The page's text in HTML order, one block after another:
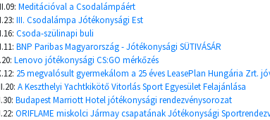
Meditációval a Csodalámpáért
III. Csodalámpa Jótékonysági Est
Csoda-szülinapi buli
BNP Paribas Magyarország - Jótékonysági SÜTIVÁSÁR
Lenovo jótékonysági CS:GO mérkőzés
25 megvalósult gyermekálom a 25 éves LeasePlan Hungária Zrt.
A Keszthelyi Yachtkikötő Vitorlás Sport Egyesület Felajánlása
Budapest Marriott Hotel jótékonysági rendezvénysorozat
ORIFLAME miskolci Jármay csapatának Jótékonysági